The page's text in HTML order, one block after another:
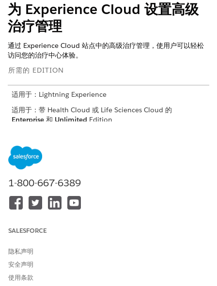
为 Experience Cloud 设置高级
治疗管理
通过 Experience Cloud 站点中的高级治疗管理，使用户可以轻松
访问您的治疗中心体验。
所需的 EDITION
适用于：Lightning Experience
适用于：带 Health Cloud 或 Life Sciences Cloud 的
Enterprise 和 Unlimited Edition
要设置 Experience Cloud 站点，请先启用数字体验并创建站
点。然后，添加可以访问 Experience Cloud 站点的简档。
为高级治疗控制台配置 Experience Cloud 站点。创建可以访问
站点的用户，并根据您的要求自定义 Digital Experience 站
点。
1-800-667-6389
SALESFORCE
隐私声明
安全声明
使用条款